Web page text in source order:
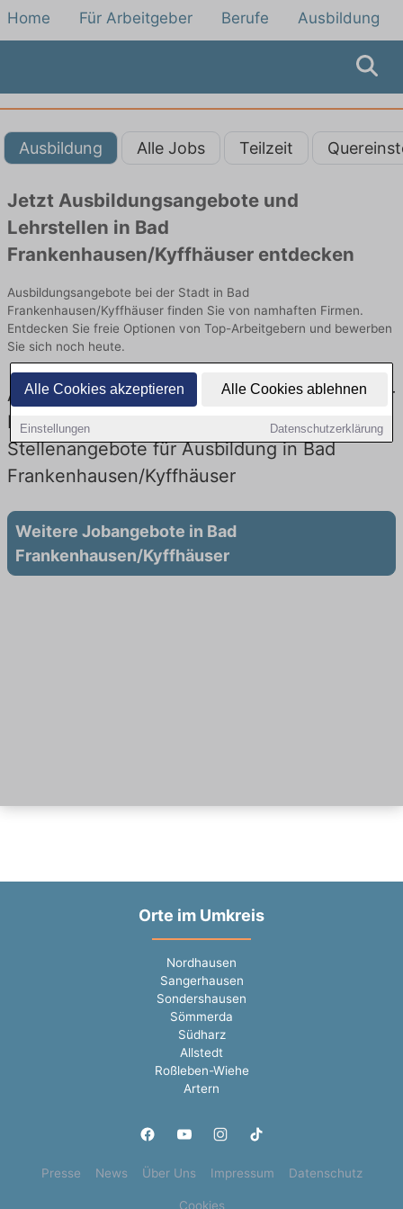
Alle Cookies akzeptieren Alle Cookies ablehnen
Einstellungen Datenschutzerklärung
Home Für Arbeitgeber Berufe Ausbildung
Ausbildung Alle Jobs Teilzeit
Jetzt Ausbildungsangebote und
Lehrstellen in Bad
Frankenhausen/Kyffhäuser entdecken
Ausbildungsangebote bei der Stadt in Bad
Frankenhausen/Kyffhäuser finden Sie von namhaften Firmen.
Entdecken Sie freie Optionen von Top-Arbeitgebern und bewerben
Sie sich noch heute.
Ausbildung in Bad Frankenhausen/Kyffhäuser
bei der Stadt: Aktuell gibt es keine
Stellenangebote für Ausbildung in Bad
Frankenhausen/Kyffhäuser
Weitere Jobangebote in Bad
Frankenhausen/Kyffhäuser
Orte im Umkreis
Nordhausen
Sangerhausen
Sondershausen
Sömmerda
Südharz
Allstedt
Roßleben-Wiehe
Artern
Presse News Über Uns Impressum Datenschutz
Cookies